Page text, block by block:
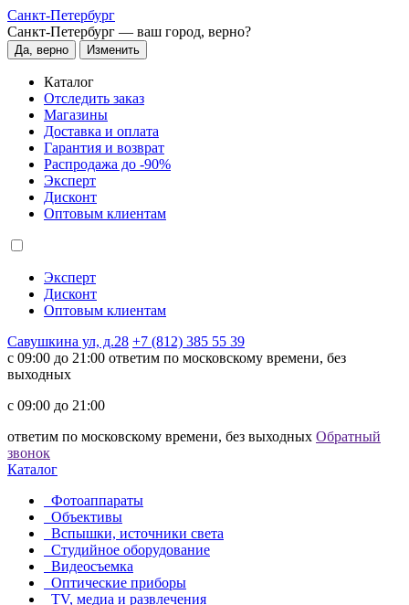
Санкт-Петербург
Санкт-Петербург — ваш город, верно?
Да, верно Изменить
Каталог
Отследить заказ
Магазины
Доставка и оплата
Гарантия и возврат
Распродажа до -90%
Эксперт
Дисконт
Оптовым клиентам
Эксперт
Дисконт
Оптовым клиентам
Савушкина ул, д.28 +7 (812) 385 55 39
c 09:00 до 21:00 ответим по московскому времени, без
выходных
c 09:00 до 21:00
ответим по московскому времени, без выходных Обратный
звонок
Каталог
Фотоаппараты
Объективы
Вспышки, источники света
Студийное оборудование
Видеосъемка
Оптические приборы
TV, медиа и развлечения